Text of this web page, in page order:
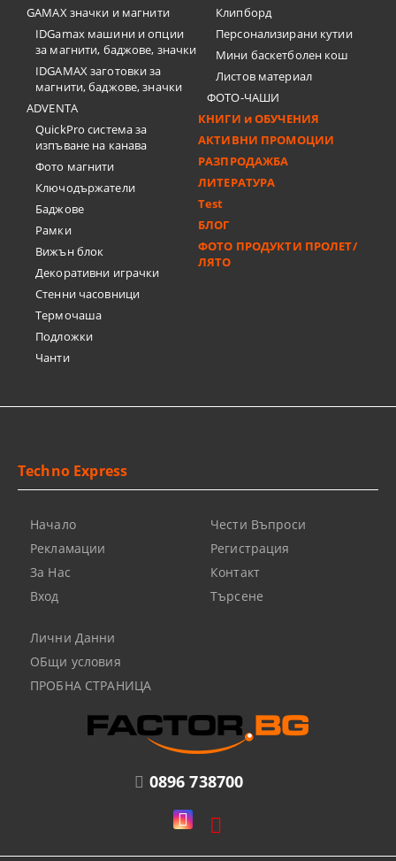
GAMAX значки и магнити
IDGamax машини и опции
за магнити, баджове, значки
IDGAMAX заготовки за
магнити, баджове, значки
ADVENTA
QuickPro система за
изпъване на канава
Фото магнити
Ключодържатели
Баджове
Рамки
Вижън блок
Декоративни играчки
Стенни часовници
Термочашa
Подложки
Чанти
Клипборд
Персонализирани кутии
Мини баскетболен кош
Листов материал
ФОТО-ЧАШИ
КНИГИ и ОБУЧЕНИЯ
АКТИВНИ ПРОМОЦИИ
РАЗПРОДАЖБА
ЛИТЕРАТУРА
Test
БЛОГ
ФОТО ПРОДУКТИ ПРОЛЕТ/
ЛЯТО
0896 738700
Techno Express
Начало
Рекламации
За Нас
Вход
Чести Въпроси
Регистрация
Контакт
Търсене
Лични Данни
ОБщи условия
ПРОБНА СТРАНИЦА